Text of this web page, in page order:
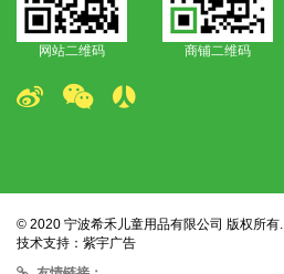
网站二维码 商铺二维码
© 2020 宁波希⽲⼉童⽤品有限公司 版权所有.
技术支持： 紫宇广告